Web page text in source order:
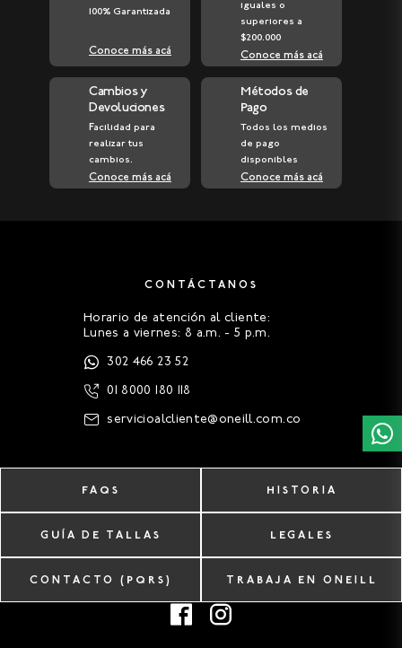
100% Garantizada
Conoce más acá
iguales o
superiores a
$200.000
Conoce más acá
Cambios y
Devoluciones
Facilidad para
realizar tus
cambios.
Conoce más acá
Métodos de
Pago
Todos los medios
de pago
disponibles
Conoce más acá
CONTÁCTANOS
Horario de atención al cliente:
Lunes a viernes: 8 a.m. - 5 p.m.
302 466 23 52
01 8000 180 118
servicioalcliente@oneill.com.co
FAQS HISTORIA
GUÍA DE TALLAS LEGALES
CONTACTO (PQRS) TRABAJA EN ONEILL